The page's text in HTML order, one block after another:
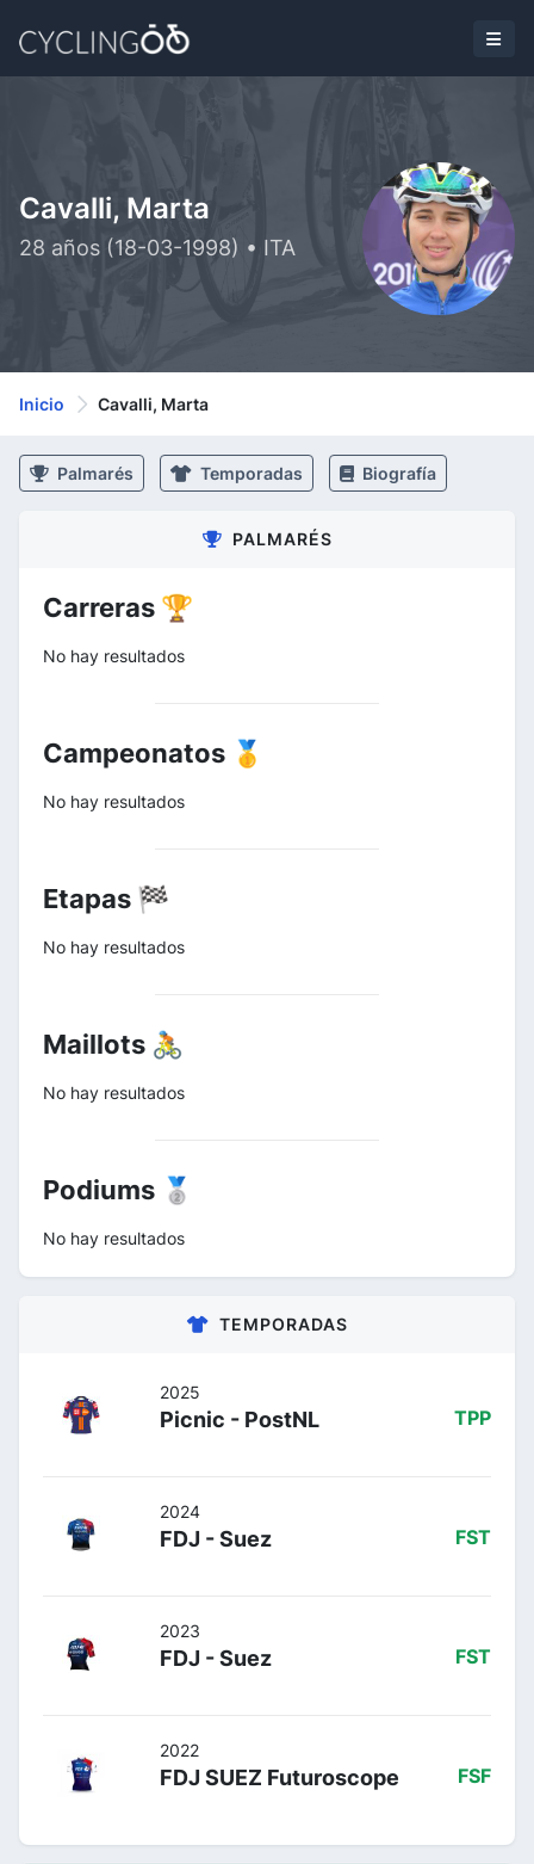
Cavalli, Marta
28 años (18-03-1998) • ITA
Inicio Cavalli, Marta
Palmarés Temporadas Biografía
PALMARÉS
Carreras 🏆
No hay resultados
Campeonatos 🥇
No hay resultados
Etapas 🏁
No hay resultados
Maillots 🚴
No hay resultados
Podiums 🥈
No hay resultados
TEMPORADAS
2025
Picnic - PostNL TPP
2024
FDJ - Suez FST
2023
FDJ - Suez FST
2022
FDJ SUEZ Futuroscope FSF